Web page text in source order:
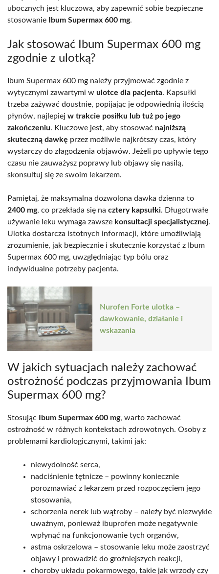
ubocznych jest kluczowa, aby zapewnić sobie bezpieczne
stosowanie Ibum Supermax 600 mg.
Jak stosować Ibum Supermax 600 mg
zgodnie z ulotką?
Ibum Supermax 600 mg należy przyjmować zgodnie z
wytycznymi zawartymi w ulotce dla pacjenta. Kapsułki
trzeba zażywać doustnie, popijając je odpowiednią ilością
płynów, najlepiej w trakcie posiłku lub tuż po jego
zakończeniu. Kluczowe jest, aby stosować najniższą
skuteczną dawkę przez możliwie najkrótszy czas, który
wystarczy do złagodzenia objawów. Jeżeli po upływie tego
czasu nie zauważysz poprawy lub objawy się nasilą,
skonsultuj się ze swoim lekarzem.
Pamiętaj, że maksymalna dozwolona dawka dzienna to
2400 mg, co przekłada się na cztery kapsułki. Długotrwałe
używanie leku wymaga zawsze konsultacji specjalistycznej.
Ulotka dostarcza istotnych informacji, które umożliwiają
zrozumienie, jak bezpiecznie i skutecznie korzystać z Ibum
Supermax 600 mg, uwzględniając typ bólu oraz
indywidualne potrzeby pacjenta.
Nurofen Forte ulotka –
dawkowanie, działanie i
wskazania
W jakich sytuacjach należy zachować
ostrożność podczas przyjmowania Ibum
Supermax 600 mg?
Stosując Ibum Supermax 600 mg, warto zachować
ostrożność w różnych kontekstach zdrowotnych. Osoby z
problemami kardiologicznymi, takimi jak:
niewydolność serca,
nadciśnienie tętnicze – powinny koniecznie
porozmawiać z lekarzem przed rozpoczęciem jego
stosowania,
schorzenia nerek lub wątroby – należy być niezwykle
uważnym, ponieważ ibuprofen może negatywnie
wpłynąć na funkcjonowanie tych organów,
astma oskrzelowa – stosowanie leku może zaostrzyć
objawy i prowadzić do groźniejszych reakcji,
choroby układu pokarmowego, takie jak wrzody czy